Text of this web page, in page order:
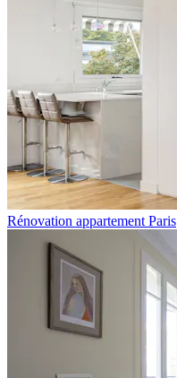
Rénovation appartement Paris